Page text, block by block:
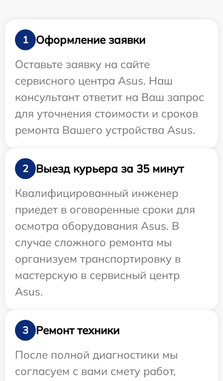
1
Оформление заявки
Оставьте заявку на сайте
сервисного центра Asus. Наш
консультант ответит на Ваш запрос
для уточнения стоимости и сроков
ремонта Вашего устройства Asus.
2
Выезд курьера за 35 минут
Квалифицированный инженер
приедет в оговоренные сроки для
осмотра оборудования Asus. В
случае сложного ремонта мы
организуем транспортировку в
мастерскую в сервисный центр
Asus.
3
Ремонт техники
После полной диагностики мы
согласуем с вами смету работ,